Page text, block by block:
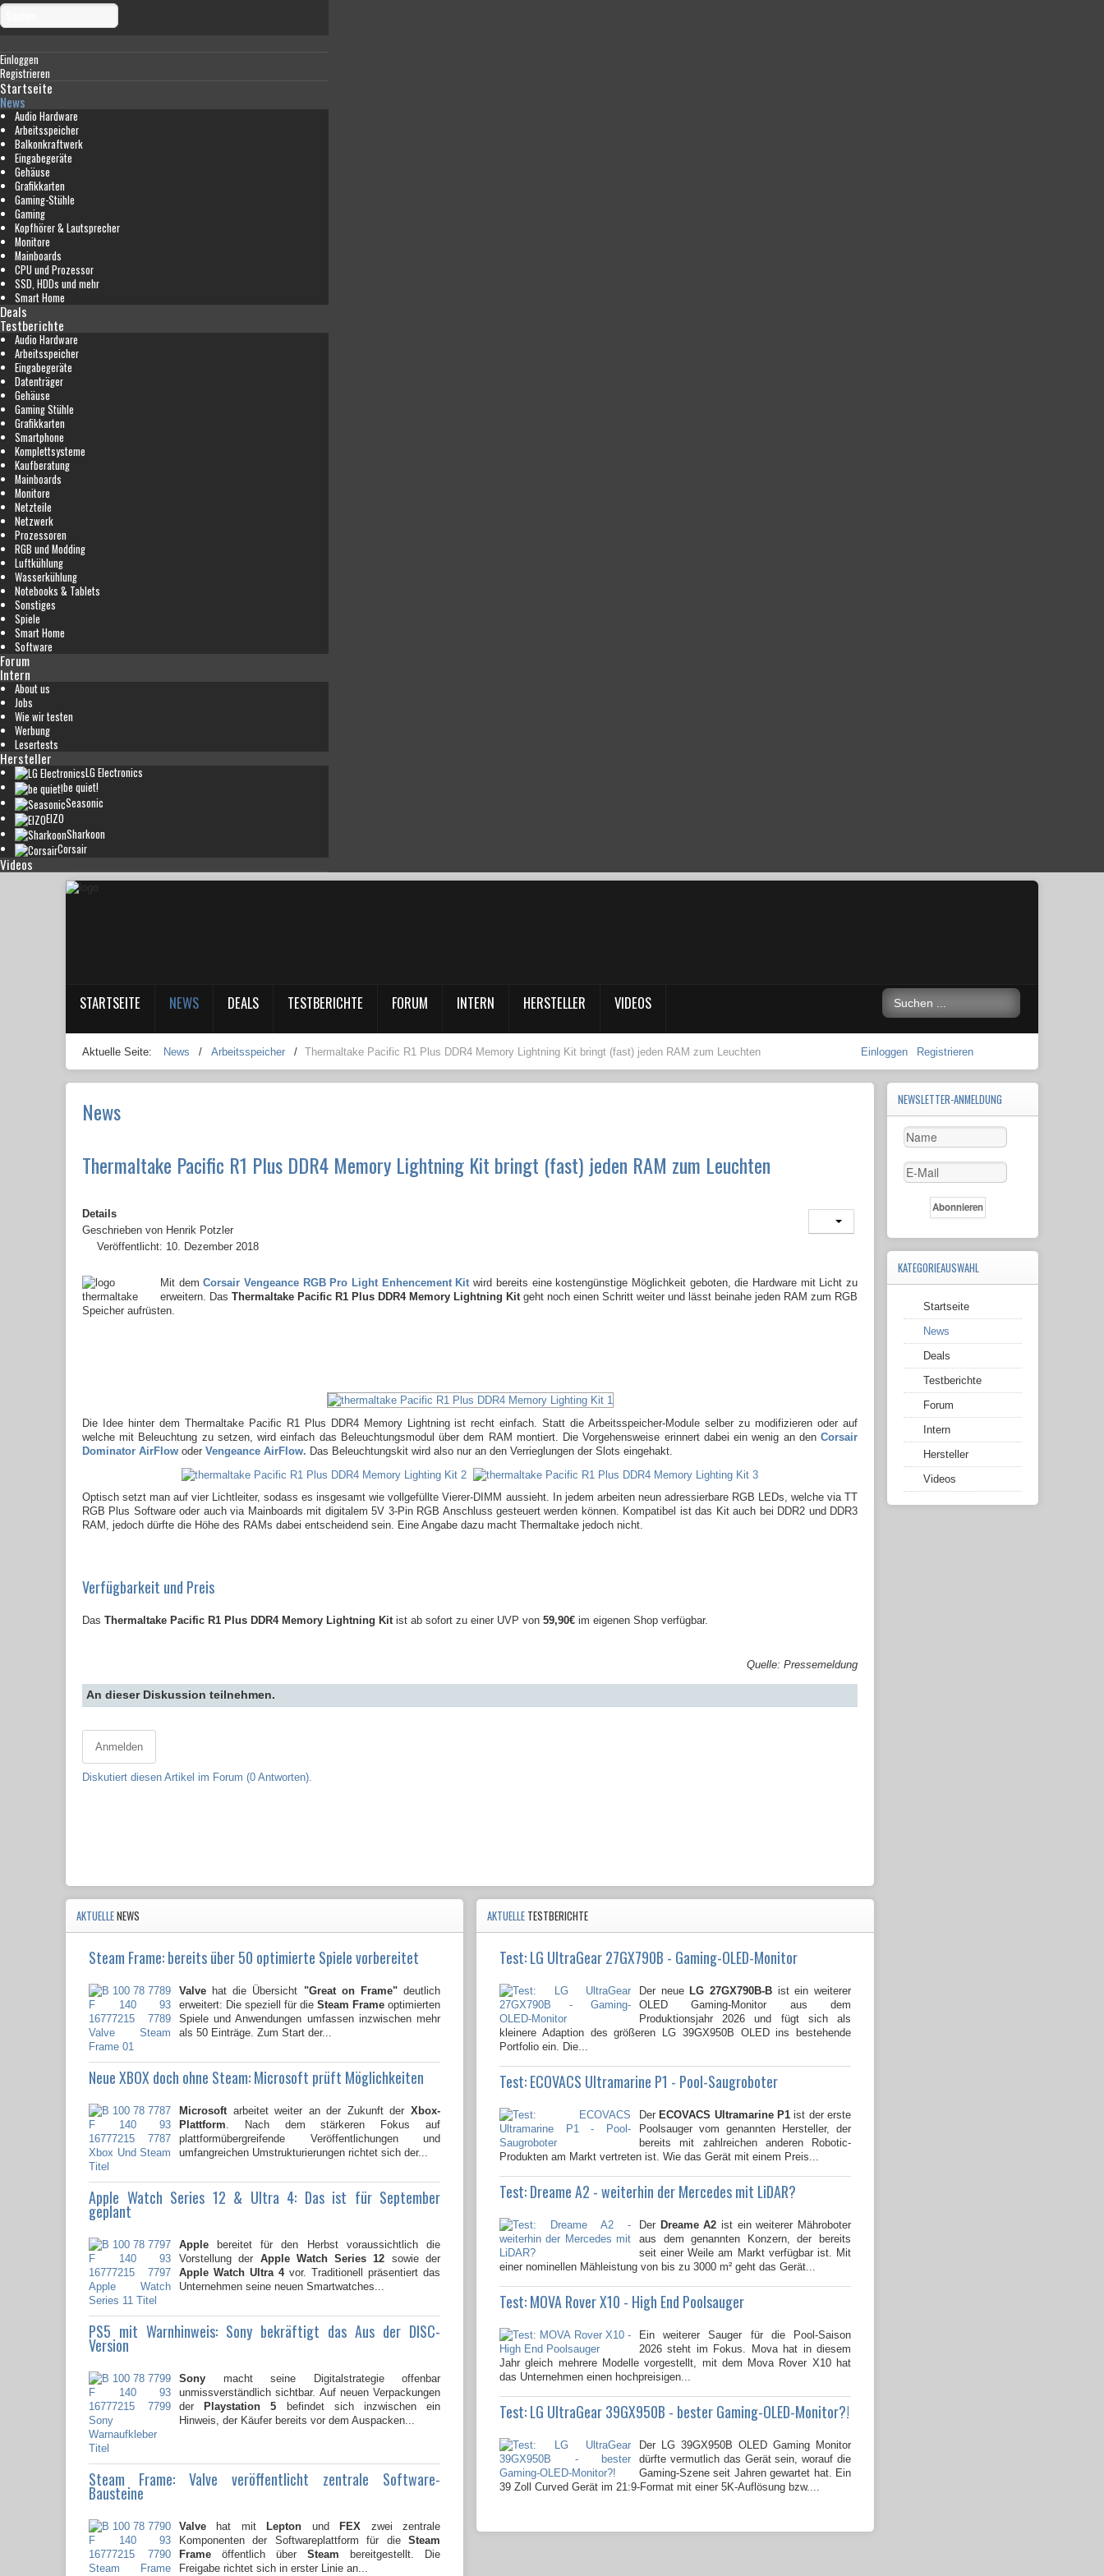
Einloggen
Registrieren
Startseite
News
Audio Hardware
Arbeitsspeicher
Balkonkraftwerk
Eingabegeräte
Gehäuse
Grafikkarten
Gaming-Stühle
Gaming
Kopfhörer & Lautsprecher
Monitore
Mainboards
CPU und Prozessor
SSD, HDDs und mehr
Smart Home
Deals
Testberichte
Audio Hardware
Arbeitsspeicher
Eingabegeräte
Datenträger
Gehäuse
Gaming Stühle
Grafikkarten
Smartphone
Komplettsysteme
Kaufberatung
Mainboards
Monitore
Netzteile
Netzwerk
Prozessoren
RGB und Modding
Luftkühlung
Wasserkühlung
Notebooks & Tablets
Sonstiges
Spiele
Smart Home
Software
Forum
Intern
About us
Jobs
Wie wir testen
Werbung
Lesertests
Hersteller
LG Electronics
be quiet!
Seasonic
EIZO
Sharkoon
Corsair
Videos
STARTSEITE NEWS DEALS TESTBERICHTE FORUM INTERN HERSTELLER VIDEOS
Aktuelle Seite: News / Arbeitsspeicher / Thermaltake Pacific R1 Plus DDR4 Memory Lightning Kit bringt (fast) jeden RAM zum Leuchten Einloggen Registrieren
News
Thermaltake Pacific R1 Plus DDR4 Memory Lightning Kit bringt (fast) jeden RAM zum Leuchten
Details
Geschrieben von Henrik Potzler
Veröffentlicht: 10. Dezember 2018
Mit demCorsair Vengeance RGB Pro Light Enhencement Kitwird bereits eine kostengünstige Möglichkeit geboten, die Hardware mit Licht zu
erweitern. Das Thermaltake Pacific R1 Plus DDR4 Memory Lightning Kitgeht noch einen Schritt weiter und lässt beinahe jeden RAM zum RGB
Speicher aufrüsten.
Die Idee hinter dem Thermaltake Pacific R1 Plus DDR4 Memory Lightning ist recht einfach. Statt die Arbeitsspeicher-Module selber zu modifizieren oder auf
welche mit Beleuchtung zu setzen, wird einfach das Beleuchtungsmodul über dem RAM montiert. Die Vorgehensweise erinnert dabei ein wenig an den Corsair
Dominator AirFlow oder Vengeance AirFlow. Das Beleuchtungskit wird also nur an den Verrieglungen der Slots eingehakt.
Optisch setzt man auf vier Lichtleiter, sodass es insgesamt wie vollgefüllte Vierer-DIMM aussieht. In jedem arbeiten neun adressierbare RGB LEDs, welche via TT
RGB Plus Software oder auch via Mainboards mit digitalem 5V 3-Pin RGB Anschluss gesteuert werden können. Kompatibel ist das Kit auch bei DDR2 und DDR3
RAM, jedoch dürfte die Höhe des RAMs dabei entscheidend sein. Eine Angabe dazu macht Thermaltake jedoch nicht.
Verfügbarkeit und Preis
Das Thermaltake Pacific R1 Plus DDR4 Memory Lightning Kit ist ab sofort zu einer UVP von 59,90€ im eigenen Shop verfügbar.
Quelle: Pressemeldung
An dieser Diskussion teilnehmen.
Anmelden
Diskutiert diesen Artikel im Forum (0 Antworten).
AKTUELLENEWS
Steam Frame: bereits über 50 optimierte Spiele vorbereitet
Valve hat die Übersicht "Great on Frame"deutlich
erweitert: Die speziell für die Steam Frame optimierten
Spiele und Anwendungen umfassen inzwischen mehr
als 50 Einträge. Zum Start der...
Neue XBOX doch ohne Steam: Microsoft prüft Möglichkeiten
Microsoft arbeitet weiter an der Zukunft der Xbox-
Plattform . Nach dem stärkeren Fokus auf
plattformübergreifende Veröffentlichungen und
umfangreichen Umstrukturierungen richtet sich der...
Apple Watch Series 12 & Ultra 4: Das ist für September
geplant
Apple bereitet für den Herbst voraussichtlich die
Vorstellung der Apple Watch Series 12 sowie der
Apple Watch Ultra 4vor. Traditionell präsentiert das
Unternehmen seine neuen Smartwatches...
PS5 mit Warnhinweis: Sony bekräftigt das Aus der DISC-
Version
Sony macht seine Digitalstrategie offenbar
unmissverständlich sichtbar. Auf neuen Verpackungen
derPlaystation 5 befindet sich inzwischen ein
Hinweis, der Käufer bereits vor dem Auspacken...
Steam Frame: Valve veröffentlicht zentrale Software-
Bausteine
Valve hat mitLepton undFEX zwei zentrale
Komponenten der Softwareplattform für die Steam
Frame öffentlich über Steam bereitgestellt. Die
Freigabe richtet sich in erster Linie an...
AKTUELLE TESTBERICHTE
Test: LG UltraGear 27GX790B - Gaming-OLED-Monitor
Der neueLG 27GX790B-B ist ein weiterer
OLED Gaming-Monitor aus dem
Produktionsjahr 2026 und fügt sich als
kleinere Adaption des größeren LG 39GX950B OLED ins bestehende
Portfolio ein. Die...
Test: ECOVACS Ultramarine P1 - Pool-Saugroboter
DerECOVACS Ultramarine P1 ist der erste
Poolsauger vom genannten Hersteller, der
bereits mit zahlreichen anderen Robotic-
Produkten am Markt vertreten ist. Wie das Gerät mit einem Preis...
Test: Dreame A2 - weiterhin der Mercedes mit LiDAR?
Der Dreame A2 ist ein weiterer Mähroboter
aus dem genannten Konzern, der bereits
seit einer Weile am Markt verfügbar ist. Mit
einer nominellen Mähleistung von bis zu 3000 m² geht das Gerät...
Test: MOVA Rover X10 - High End Poolsauger
Ein weiterer Sauger für die Pool-Saison
2026 steht im Fokus. Mova hat in diesem
Jahr gleich mehrere Modelle vorgestellt, mit dem Mova Rover X10 hat
das Unternehmen einen hochpreisigen...
Test: LG UltraGear 39GX950B - bester Gaming-OLED-Monitor?!
Der LG 39GX950B OLED Gaming Monitor
dürfte vermutlich das Gerät sein, worauf die
Gaming-Szene seit Jahren gewartet hat. Ein
39 Zoll Curved Gerät im 21:9-Format mit einer 5K-Auflösung bzw....
NEWSLETTER-ANMELDUNG
KATEGORIEAUSWAHL
Startseite
News
Deals
Testberichte
Forum
Intern
Hersteller
Videos